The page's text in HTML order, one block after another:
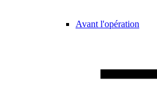
Avant l'opération